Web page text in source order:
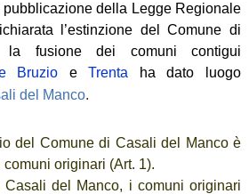
pubblicazione della Legge Regionale
l’estinzione del Comune di
la fusione dei comuni contigui
Bruzio e Trenta ha dato luogo
del Manco.
del Comune di Casali del Manco è
originari (Art. 1).
del Manco, i comuni originari